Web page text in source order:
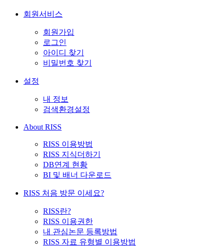
회원서비스
회원가입
로그인
아이디 찾기
비밀번호 찾기
설정
내 정보
검색환경설정
About RISS
RISS 이용방법
RISS 지식더하기
DB연계 현황
BI 및 배너 다운로드
RISS 처음 방문 이세요?
RISS란?
RISS 이용권한
내 관심논문 등록방법
RISS 자료 유형별 이용방법